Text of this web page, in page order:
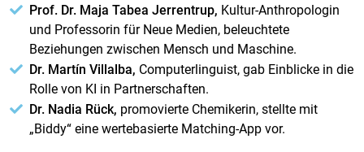
Prof. Dr. Maja Tabea Jerrentrup, Kultur-Anthropologin
und Professorin für Neue Medien, beleuchtete
Beziehungen zwischen Mensch und Maschine.
Dr. Martín Villalba, Computerlinguist, gab Einblicke in die
Rolle von KI in Partnerschaften.
Dr. Nadia Rück, promovierte Chemikerin, stellte mit
„Biddy“ eine wertebasierte Matching-App vor.